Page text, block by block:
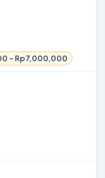
- Rp7,000,000